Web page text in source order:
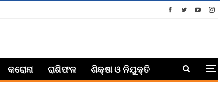
କରୋନା ରାଶିଫଳ ଶିକ୍ଷା ଓ ନିଯୁକ୍ତି